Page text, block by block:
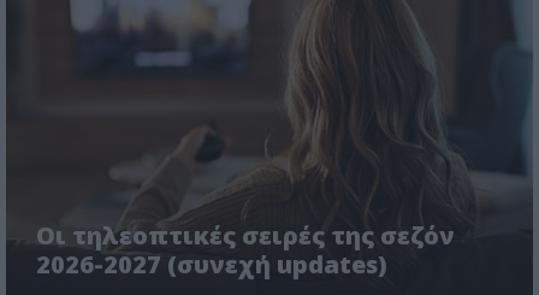
Οι τηλεοπτικές σειρές της σεζόν
2026-2027 (συνεχή updates)